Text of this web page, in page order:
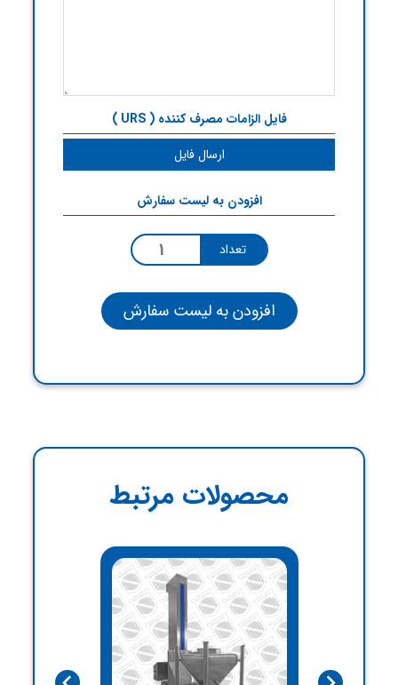
فایل الزامات مصرف کننده ( URS )
ارسال فایل
افزودن به لیست سفارش
تعداد
محصولات مرتبط